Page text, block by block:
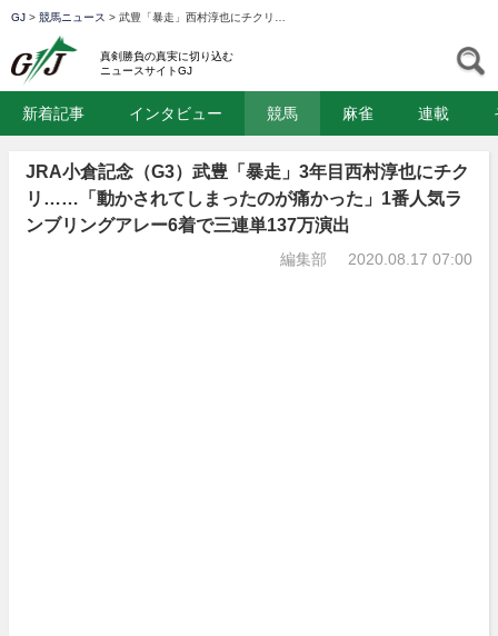
GJ > 競馬ニュース > 武豊「暴走」西村淳也にチクリ…
真剣勝負の真実に切り込む
ニュースサイトGJ
新着記事 インタビュー 競馬 麻雀 連載
JRA小倉記念（G3）武豊「暴走」3年目西村淳也にチク
リ……「動かされてしまったのが痛かった」1番人気ラ
ンブリングアレー6着で三連単137万演出
編集部 2020.08.17 07:00